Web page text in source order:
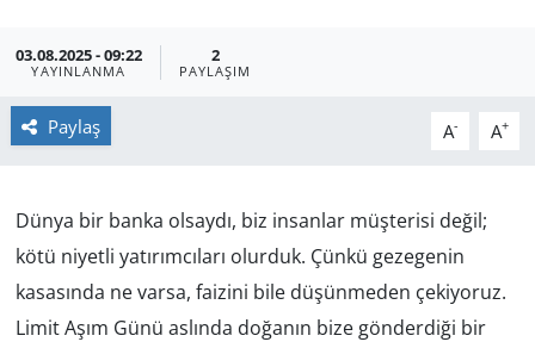
03.08.2025 - 09:22
YAYINLANMA
2
PAYLAŞIM
Paylaş A- A+
Dünya bir banka olsaydı, biz insanlar müşterisi değil;
kötü niyetli yatırımcıları olurduk. Çünkü gezegenin
kasasında ne varsa, faizini bile düşünmeden çekiyoruz.
Limit Aşım Günü aslında doğanın bize gönderdiği bir
EKONOMİ
GENEL
HABERDE İNSAN
KÜLTÜR SANAT
Son Dakika Haberleri
Haber Arşivi